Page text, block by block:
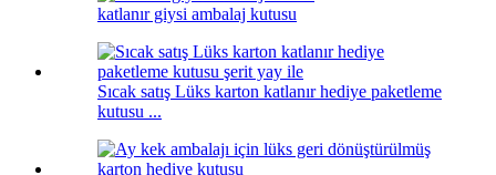
katlanır giysi ambalaj kutusu
Sıcak satış Lüks karton katlanır hediye paketleme
kutusu ...